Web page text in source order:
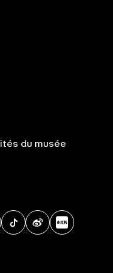
du musée
Instagram
X TikTokWeibo